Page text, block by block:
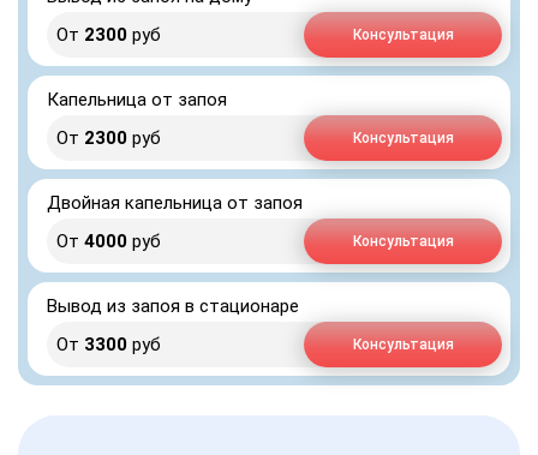
От 2300 руб Консультация
Капельница от запоя
От 2300 руб Консультация
Двойная капельница от запоя
От 4000 руб Консультация
Вывод из запоя в стационаре
От 3300 руб Консультация